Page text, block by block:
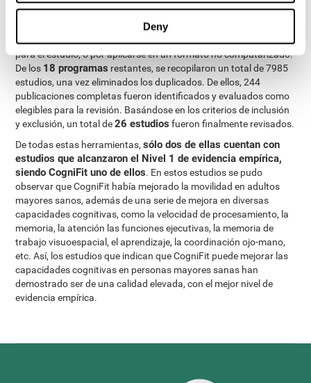
Deny
Tras toda la revisión, se identificaron un total de 32 programas
comercializados de entrenamiento cerebral, de los cuales 14
fueron excluidos por no estar dirigidos a la población de interés
para el estudio, o por aplicarse en un formato no computarizado.
De los 18 programas restantes, se recopilaron un total de 7985
estudios, una vez eliminados los duplicados. De ellos, 244
publicaciones completas fueron identificados y evaluados como
elegibles para la revisión. Basándose en los criterios de inclusión
y exclusión, un total de26 estudios fueron finalmente revisados.
De todas estas herramientas,sólo dos de ellas cuentan con
estudios que alcanzaron el Nivel 1 de evidencia empírica,
siendo CogniFit uno de ellos. En estos estudios se pudo
observar que CogniFit había mejorado la movilidad en adultos
mayores sanos, además de una serie de mejora en diversas
capacidades cognitivas, como la velocidad de procesamiento, la
memoria, la atención las funciones ejecutivas, la memoria de
trabajo visuoespacial, el aprendizaje, la coordinación ojo-mano,
etc. Así, los estudios que indican que CogniFit puede mejorar las
capacidades cognitivas en personas mayores sanas han
demostrado ser de una calidad elevada, con el mejor nivel de
evidencia empírica.